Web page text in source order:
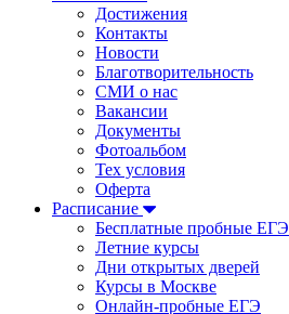
Достижения
Контакты
Новости
Благотворительность
СМИ о нас
Вакансии
Документы
Фотоальбом
Тех условия
Оферта
Расписание
Бесплатные пробные ЕГЭ
Летние курсы
Дни открытых дверей
Курсы в Москве
Онлайн-пробные ЕГЭ